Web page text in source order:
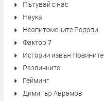
Пътувай с нас
Наука
Неопитомените Родопи
Фактор 7
Истории извън Новините
Различните
Гейминг
Димитър Аврамов